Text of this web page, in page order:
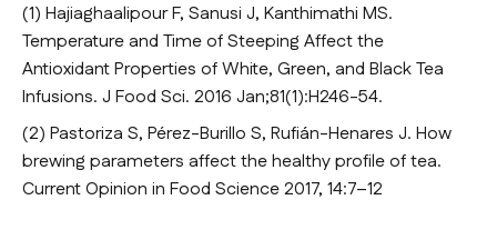
(1) Hajiaghaalipour F, Sanusi J, Kanthimathi MS.
Temperature and Time of Steeping Affect the
Antioxidant Properties of White, Green, and Black Tea
Infusions. J Food Sci. 2016 Jan;81(1):H246-54.
(2) Pastoriza S, Pérez-Burillo S, Rufián-Henares J. How
brewing parameters affect the healthy profile of tea.
Current Opinion in Food Science 2017, 14:7–12